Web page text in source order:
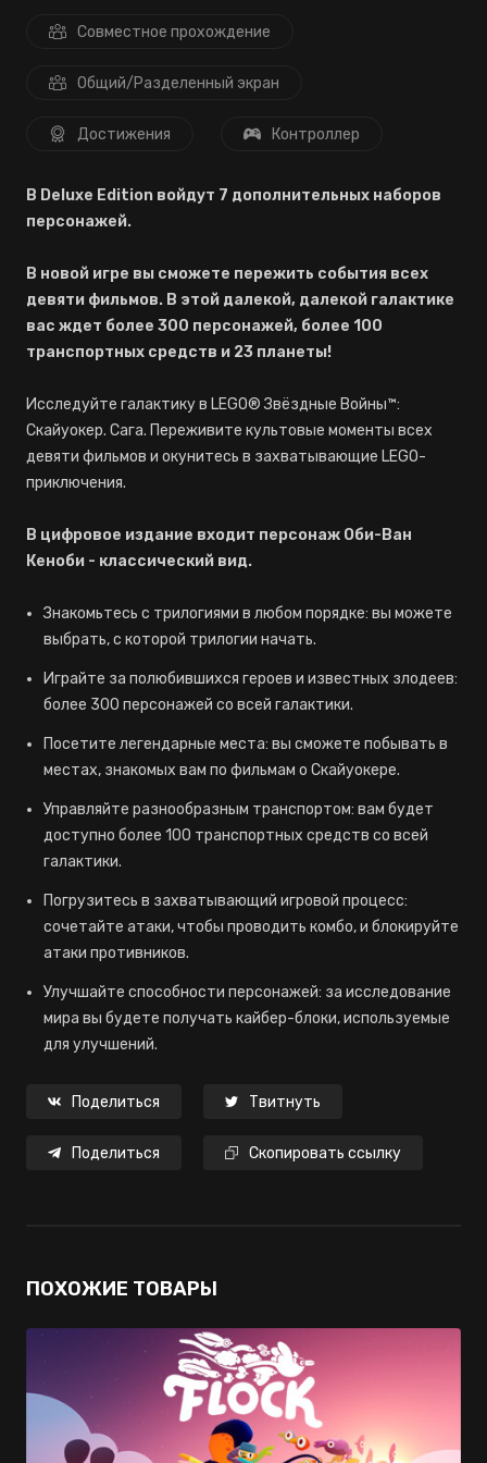
Совместное прохождение
Общий/Разделенный экран
Достижения Контроллер
В Deluxe Edition войдут 7 дополнительных наборов
персонажей.
В новой игре вы сможете пережить события всех
девяти фильмов. В этой далекой, далекой галактике
вас ждет более 300 персонажей, более 100
транспортных средств и 23 планеты!
Исследуйте галактику в LEGO® Звёздные Войны™:
Скайуокер. Сага. Переживите культовые моменты всех
девяти фильмов и окунитесь в захватывающие LEGO-
приключения.
В цифровое издание входит персонаж Оби-Ван
Кеноби - классический вид.
Знакомьтесь с трилогиями в любом порядке: вы можете
выбрать, с которой трилогии начать.
Играйте за полюбившихся героев и известных злодеев:
более 300 персонажей со всей галактики.
Посетите легендарные места: вы сможете побывать в
местах, знакомых вам по фильмам о Скайуокере.
Управляйте разнообразным транспортом: вам будет
доступно более 100 транспортных средств со всей
галактики.
Погрузитесь в захватывающий игровой процесс:
сочетайте атаки, чтобы проводить комбо, и блокируйте
атаки противников.
Улучшайте способности персонажей: за исследование
мира вы будете получать кайбер-блоки, используемые
для улучшений.
Поделиться Твитнуть
Поделиться Скопировать ссылку
ПОХОЖИЕ ТОВАРЫ